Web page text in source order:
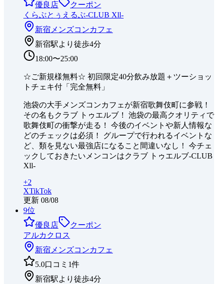
優良店
クーポン
くらぶとぅえるぶ-CLUB Xll-
新宿 メンズコンカフェ
新宿駅より徒歩4分
18:00〜25:00
☆ご新規様無料☆ 初回限定40分飲み放題＋ツーショッ
トチェキ付「完全無料」
池袋の大手メンズコンカフェが新宿歌舞伎町に参戦！
その名もクラブ トゥエルブ！ 池袋の最高クオリティで
歌舞伎町の衝撃が走る！ 今後のイベントや新人情報な
どのチェックは必須！ グループで行われるイベントな
ど、類を見ない最強店になること間違いなし！ 今チェ
ックしておきたいメンコンはクラブ トゥエルブ-CLUB
Xll-
+2
XTikTok
更新 08/08
9位
優良店
クーポン
アルカクロス
新宿 メンズコンカフェ
5.0口コミ 1件
新宿駅より徒歩4分